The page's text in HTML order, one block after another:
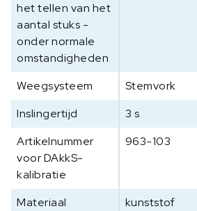
n
t
a
l
het tellen van het
aantal stuks -
onder normale
omstandigheden
Weegsysteem
Stemvork
Inslingertijd
3 s
Artikelnummer
voor DAkkS-
kalibratie
963-103
Materiaal
kunststof